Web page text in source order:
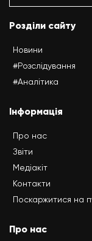
Розділи сайту
Новини
#Розслідування
#Аналітика
Інформація
Про нас
Звіти
Медіакіт
Контакти
Поскаржитися на
Про нас